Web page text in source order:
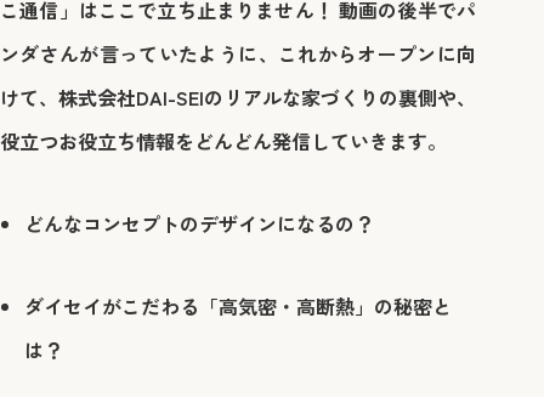
こ通信」はここで立ち止まりません！ 動画の後半でパ
ンダさんが言っていたように、これからオープンに向
けて、 株式会社DAI-SEIのリアルな家づくりの裏側や、
役立つお役立ち情報をどんどん発信していきます。
どんなコンセプトのデザインになるの？
ダイセイがこだわる「高気密・高断熱」の秘密と
は？